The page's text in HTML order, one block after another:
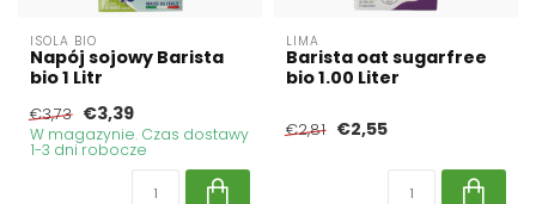
ISOLA BIO
Napój sojowy Barista
bio 1 Litr
€3,73 €3,39
W magazynie. Czas dostawy
1-3 dni robocze
LIMA
Barista oat sugarfree
bio 1.00 Liter
€2,81 €2,55